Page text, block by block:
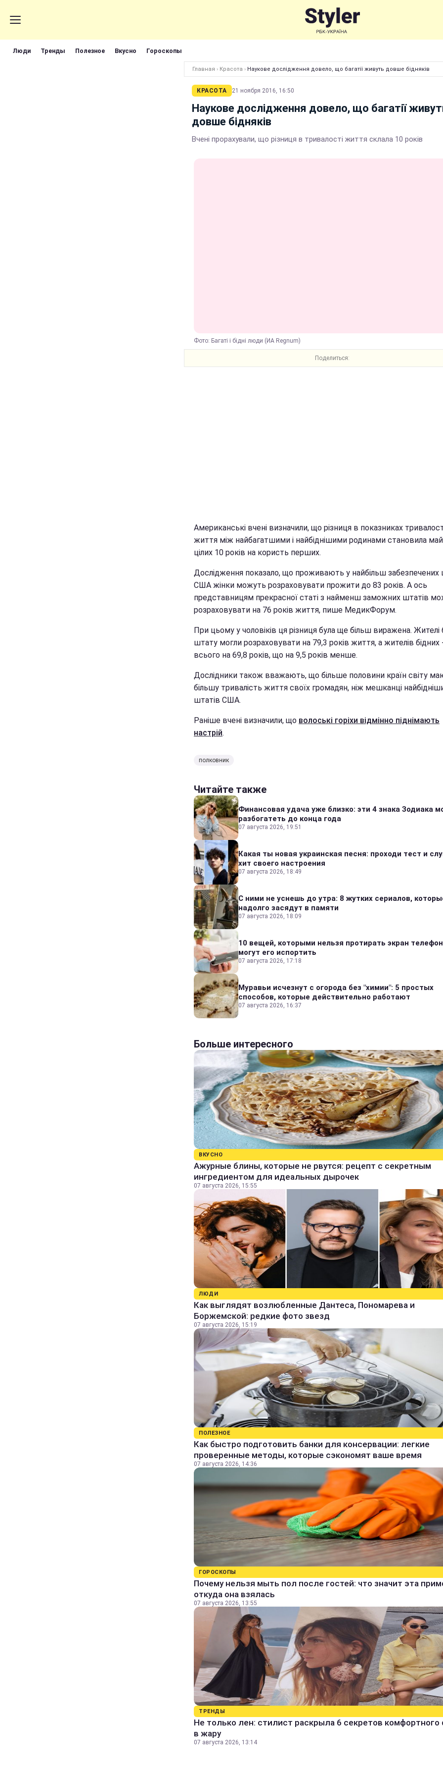
Люди Тренды Полезное Вкусно Гороскопы
Главная › Красота › Наукове дослідження довело, що багатії живуть довше бідняків
КРАСОТА 21 ноября 2016, 16:50
Наукове дослідження довело, що багатії
довше бідняків
Вчені прорахували, що різниця в тривалості життя склала 10 років
Фото: Багаті і бідні люди (ИА Regnum)
Поделиться:
Американські вчені визначили, що різниця в показниках
життя між найбагатшими і найбіднішими родинами становила
цілих 10 років на користь перших.
Дослідження показало, що проживають у найбільш забезпечених
США жінки можуть розраховувати прожити до 83 років. А ось
представницям прекрасної статі з найменш заможних штатів
розраховувати на 76 років життя, пише МедикФорум.
При цьому у чоловіків ця різниця була ще більш виражена. Жителі
штату могли розраховувати на 79,3 років життя, а жителів бідних
всього на 69,8 років, що на 9,5 років менше.
Дослідники також вважають, що більше половини країн світу
більшу тривалість життя своїх громадян, ніж мешканці
штатів США.
Раніше вчені визначили, що волоські горіхи відмінно піднімають
настрій.
полковник
Читайте также
Финансовая удача уже близко: эти 4 знака Зодиака
разбогатеть до конца года
07 августа 2026, 19:51
Какая ты новая украинская песня: проходи тест и
хит своего настроения
07 августа 2026, 18:49
С ними не уснешь до утра: 8 жутких сериалов,
надолго засядут в памяти
07 августа 2026, 18:09
10 вещей, которыми нельзя протирать экран
могут его испортить
07 августа 2026, 17:18
Муравьи исчезнут с огорода без "химии": 5 простых
способов, которые действительно работают
07 августа 2026, 16:37
Больше интересного
ВКУСНО
Ажурные блины, которые не рвутся: рецепт с секретным
ингредиентом для идеальных дырочек
07 августа 2026, 15:55
ЛЮДИ
Как выглядят возлюбленные Дантеса, Пономарева и
Боржемской: редкие фото звезд
07 августа 2026, 15:19
ПОЛЕЗНОЕ
Как быстро подготовить банки для консервации: легкие
проверенные методы, которые сэкономят ваше время
07 августа 2026, 14:36
ГОРОСКОПЫ
Почему нельзя мыть пол после гостей: что значит эта
откуда она взялась
07 августа 2026, 13:55
ТРЕНДЫ
Не только лен: стилист раскрыла 6 секретов комфортного
в жару
07 августа 2026, 13:14